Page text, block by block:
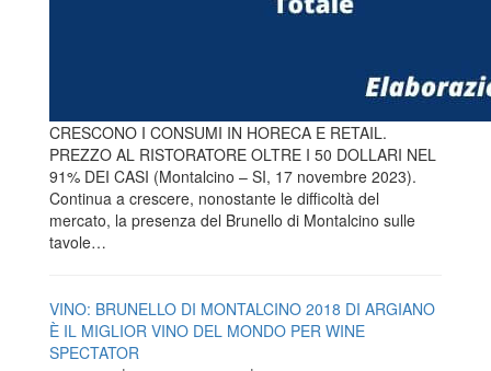
CRESCONO I CONSUMI IN HORECA E RETAIL.
PREZZO AL RISTORATORE OLTRE I 50 DOLLARI NEL
91% DEI CASI (Montalcino – SI, 17 novembre 2023).
Continua a crescere, nonostante le difficoltà del
mercato, la presenza del Brunello di Montalcino sulle
tavole…
VINO: BRUNELLO DI MONTALCINO 2018 DI ARGIANO
È IL MIGLIOR VINO DEL MONDO PER WINE
SPECTATOR